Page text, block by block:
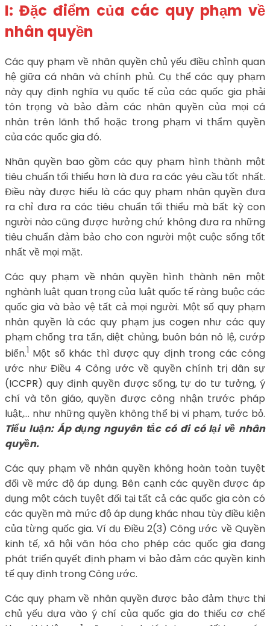
I: Đặc điểm của các quy phạm về
nhân quyền
Các quy phạm về nhân quyền chủ yếu điều chỉnh quan
hệ giữa cá nhân và chính phủ. Cụ thể các quy phạm
này quy định nghĩa vụ quốc tế của các quốc gia phải
tôn trọng và bảo đảm các nhân quyền của mọi cá
nhân trên lãnh thổ hoặc trong phạm vi thẩm quyền
của các quốc gia đó.
Nhân quyền bao gồm các quy phạm hình thành một
tiêu chuẩn tối thiểu hơn là đưa ra các yêu cầu tốt nhất.
Điều này được hiểu là các quy phạm nhân quyền đưa
ra chỉ đưa ra các tiêu chuẩn tối thiểu mà bất kỳ con
người nào cũng được hưởng chứ không đưa ra những
tiêu chuẩn đảm bảo cho con người một cuộc sống tốt
nhất về mọi mặt.
Các quy phạm về nhân quyền hình thành nên một
nghành luật quan trọng của luật quốc tế ràng buộc các
quốc gia và bảo vệ tất cả mọi người. Một số quy phạm
nhân quyền là các quy phạm jus cogen như các quy
phạm chống tra tấn, diệt chủng, buôn bán nô lệ, cướp
biển.1 Một số khác thì được quy định trong các công
ước như Điều 4 Công ước về quyền chính trị dân sự
(ICCPR) quy định quyền được sống, tự do tư tưởng, ý
chí và tôn giáo, quyền được công nhận trước pháp
luật,… như những quyền không thể bị vi phạm, tước bỏ.
Tiểu luận: Áp dụng nguyên tắc có đi có lại về nhân
quyền.
Các quy phạm về nhân quyền không hoàn toàn tuyệt
đối về mức độ áp dụng. Bên cạnh các quyền được áp
dụng một cách tuyệt đối tại tất cả các quốc gia còn có
các quyền mà mức độ áp dụng khác nhau tùy điều kiện
của từng quốc gia. Ví dụ Điều 2(3) Công ước về Quyền
kinh tế, xã hội văn hóa cho phép các quốc gia đang
phát triển quyết định phạm vi bảo đảm các quyền kinh
tế quy định trong Công ước.
Các quy phạm về nhân quyền được bảo đảm thực thi
chủ yếu dựa vào ý chí của quốc gia do thiếu cơ chế